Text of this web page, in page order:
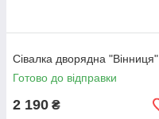
Сівалка дворядна "Вінниця"
Готово до відправки
2 190 ₴